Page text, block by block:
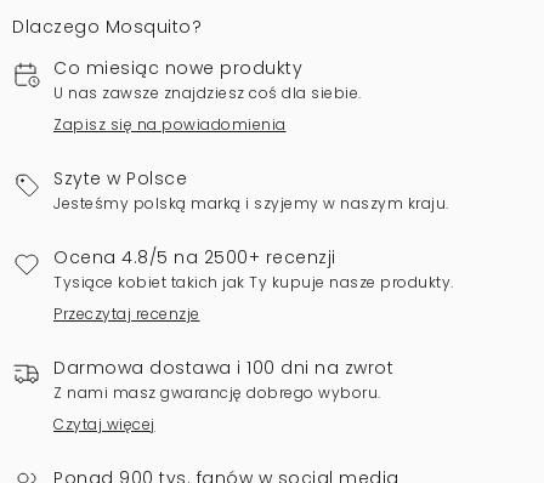
Dlaczego Mosquito?
Co miesiąc nowe produkty
U nas zawsze znajdziesz coś dla siebie.
Zapisz się na powiadomienia
Szyte w Polsce
Jesteśmy polską marką i szyjemy w naszym kraju.
Ocena 4.8/5 na 2500+ recenzji
Tysiące kobiet takich jak Ty kupuje nasze produkty.
Przeczytaj recenzje
Darmowa dostawa i 100 dni na zwrot
Z nami masz gwarancję dobrego wyboru.
Czytaj więcej